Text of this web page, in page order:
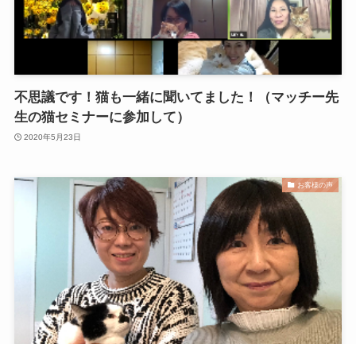
不思議です！猫も一緒に聞いてました！（マッチー先
生の猫セミナーに参加して）
2020年5月23日
お客様の声